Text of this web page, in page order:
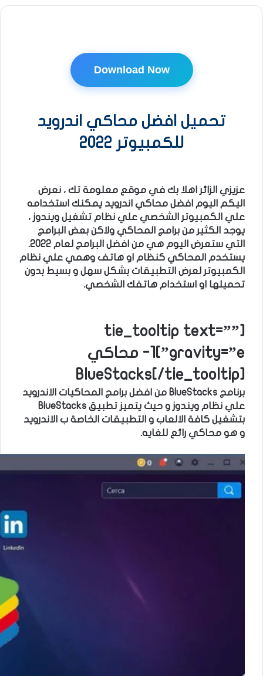
Download Now
تحميل افضل محاكي اندرويد
للكمبيوتر 2022
عزيزي الزائر اهلا بك في موقع معلومة تك ، نعرض
اليكم اليوم افضل محاكي اندرويد يمكنك استخدامه
علي الكمبيوتر الشخصي علي نظام تشغيل ويندوز ،
يوجد الكثير من برامج المحاكي ولاكن بعض البرامج
التي ستعرض اليوم هي من افضل البرامج لعام 2022.
يستخدم المحاكي كنظام او هاتف وهمي علي نظام
الكمبيوتر لعرض التطبيقات بشكل سهل و بسيط بدون
تحميلها او استخدام هاتفك الشخصي.
[tie_tooltip text=””
gravity=”e”]1- محاكي
BlueStacks[/tie_tooltip]
برنامج BlueStacks من افضل برامج المحاكيات الاندرويد
علي نظام ويندوز و حيث يتميز تطبيق BlueStacks
بتشغيل كافة الالعاب و التطبيقات الخاصة ب الاندرويد
و هو محاكي رائع للغايه.